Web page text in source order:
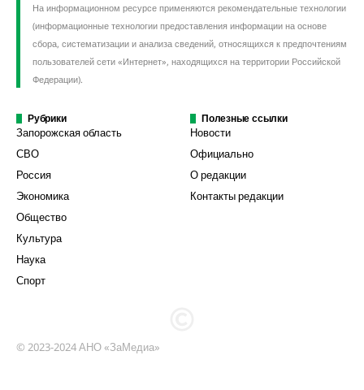
На информационном ресурсе применяются рекомендательные технологии
(информационные технологии предоставления информации на основе
сбора, систематизации и анализа сведений, относящихся к предпочтениям
пользователей сети «Интернет», находящихся на территории Российской
Федерации).
Рубрики
Запорожская область
СВО
Россия
Экономика
Общество
Культура
Наука
Спорт
Полезные ссылки
Новости
Официально
О редакции
Контакты редакции
© 2023-2024 АНО «ЗаМедиа»